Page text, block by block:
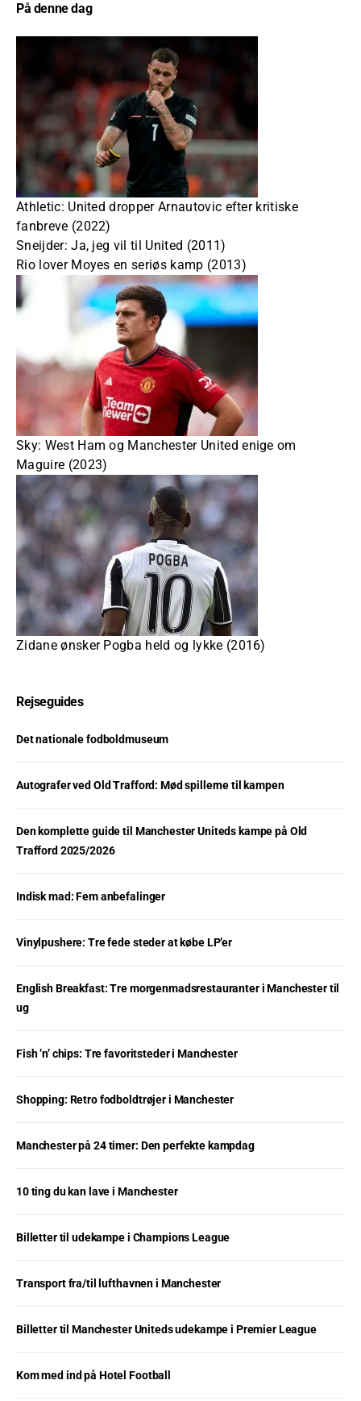
På denne dag
Athletic: United dropper Arnautovic efter kritiske
fanbreve (2022)
Sneijder: Ja, jeg vil til United (2011)
Rio lover Moyes en seriøs kamp (2013)
Sky: West Ham og Manchester United enige om
Maguire (2023)
Zidane ønsker Pogba held og lykke (2016)
Rejseguides
Det nationale fodboldmuseum
Autografer ved Old Trafford: Mød spillerne til kampen
Den komplette guide til Manchester Uniteds kampe på Old
Trafford 2025/2026
Indisk mad: Fem anbefalinger
Vinylpushere: Tre fede steder at købe LP’er
English Breakfast: Tre morgenmadsrestauranter i Manchester til
ug
Fish ’n’ chips: Tre favoritsteder i Manchester
Shopping: Retro fodboldtrøjer i Manchester
Manchester på 24 timer: Den perfekte kampdag
10 ting du kan lave i Manchester
Billetter til udekampe i Champions League
Transport fra/til lufthavnen i Manchester
Billetter til Manchester Uniteds udekampe i Premier League
Kom med ind på Hotel Football